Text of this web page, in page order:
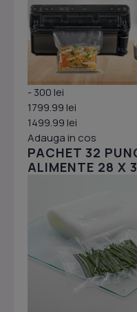
- 300 lei
1799.99 lei
1499.99 lei
Adauga in cos
PACHET 32
ALIMENTE 28 X